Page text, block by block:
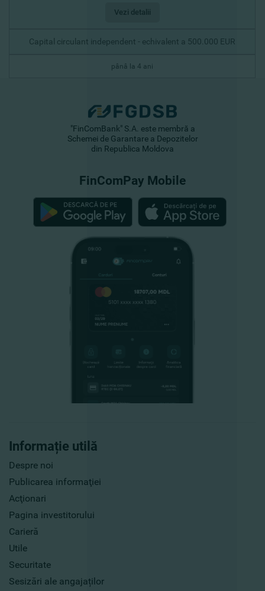
Vezi detalii
Capital circulant independent - echivalent a 500.000 EUR
pânâ la 4 ani
Informație utilă
Despre noi
Publicarea informaţiei
Acţionari
Pagina investitorului
Carieră
Utile
Securitate
Sesizări ale angajaților
"FinComBank" S.A. este membră a
Schemei de Garantare a Depozitelor
din Republica Moldova
FinComPay Mobile